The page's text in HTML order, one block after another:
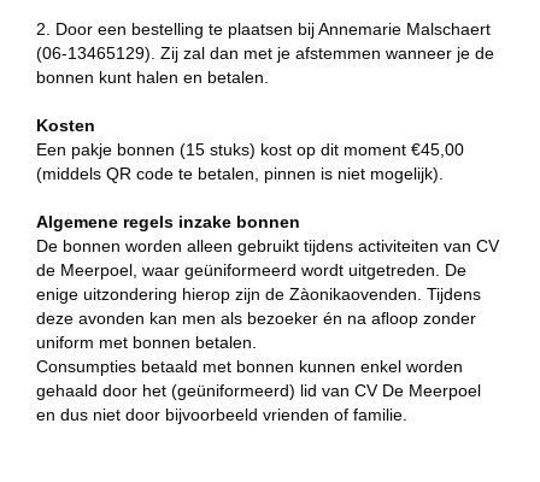
2. Door een bestelling te plaatsen bij Annemarie Malschaert
(06-13465129). Zij zal dan met je afstemmen wanneer je de
bonnen kunt halen en betalen.
Kosten
Een pakje bonnen (15 stuks) kost op dit moment €45,00
(middels QR code te betalen, pinnen is niet mogelijk).
Algemene regels inzake bonnen
De bonnen worden alleen gebruikt tijdens activiteiten van CV
de Meerpoel, waar geüniformeerd wordt uitgetreden. De
enige uitzondering hierop zijn de Zàonikaovenden. Tijdens
deze avonden kan men als bezoeker én na aﬂoop zonder
uniform met bonnen betalen.
Consumpties betaald met bonnen kunnen enkel worden
gehaald door het (geüniformeerd) lid van CV De Meerpoel
en dus niet door bijvoorbeeld vrienden of familie.